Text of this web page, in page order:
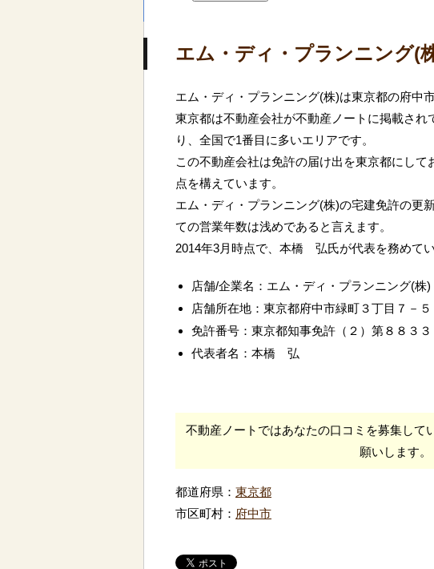
エム・ディ・プランニング(
エム・ディ・プランニング(株)は東京都の府中
東京都は不動産会社が不動産ノートに掲載され
り、全国で1番目に多いエリアです。
この不動産会社は免許の届け出を東京都にし
点を構えています。
エム・ディ・プランニング(株)の宅建免許の更
ての営業年数は浅めであると言えます。
2014年3月時点で、本橋 弘氏が代表を務めてい
店舗/企業名：エム・ディ・プランニング(株)
店舗所在地：東京都府中市緑町３丁目７－５
免許番号：東京都知事免許（２）第８８３
代表者名：本橋 弘
不動産ノートではあなたの口コミを募集して
願いします。
都道府県： 東京都
市区町村： 府中市